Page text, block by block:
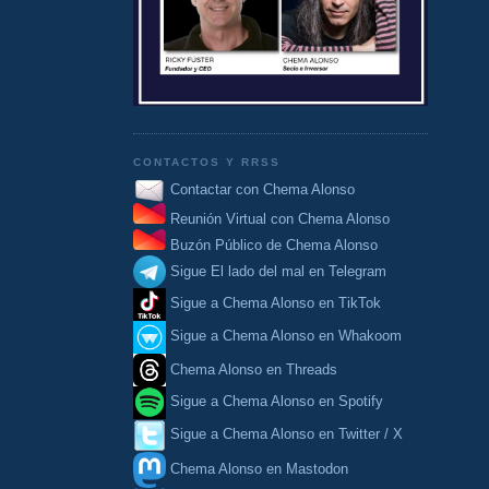
CONTACTOS Y RRSS
Contactar con Chema Alonso
Reunión Virtual con Chema Alonso
Buzón Público de Chema Alonso
Sigue El lado del mal en Telegram
Sigue a Chema Alonso en TikTok
Sigue a Chema Alonso en Whakoom
Chema Alonso en Threads
Sigue a Chema Alonso en Spotify
Sigue a Chema Alonso en Twitter / X
Chema Alonso en Mastodon